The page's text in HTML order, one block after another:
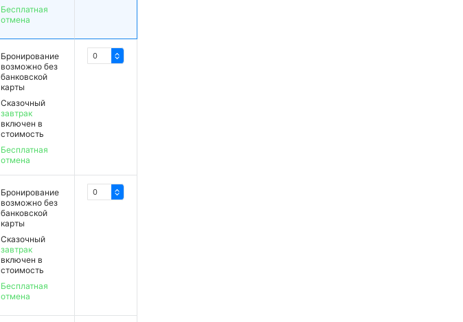
Бесплатная
отмена
Бронирование
возможно без
банковской
карты
Сказочный
завтрак
включен в
стоимость
Бесплатная
отмена
Бронирование
возможно без
банковской
карты
Сказочный
завтрак
включен в
стоимость
Бесплатная
отмена